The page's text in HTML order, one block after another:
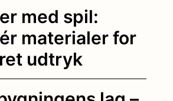
med spil:
materialer for
udtryk